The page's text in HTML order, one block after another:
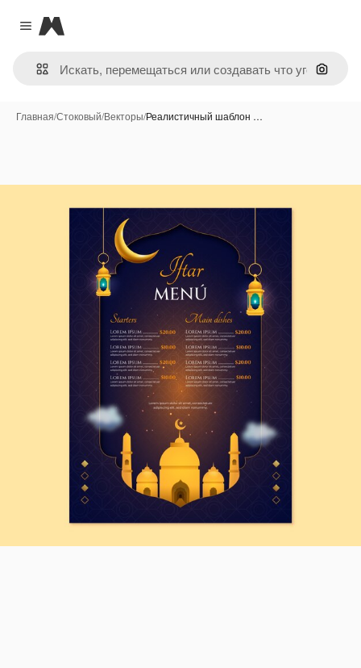
Close menu
Magnific
Поиск
Главная/Стоковый/Векторы/Реалистичный шаблон …